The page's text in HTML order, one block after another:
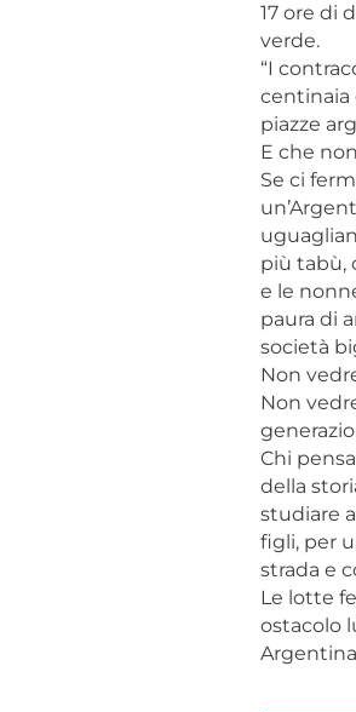
17 ore di
verde.
“I
centinaia
piazze
E che
Se ci
più tabù,
e le
paura di
società
Non
Non
Chi
della
studiare
figli, per
strada e
Le lotte
ostacolo